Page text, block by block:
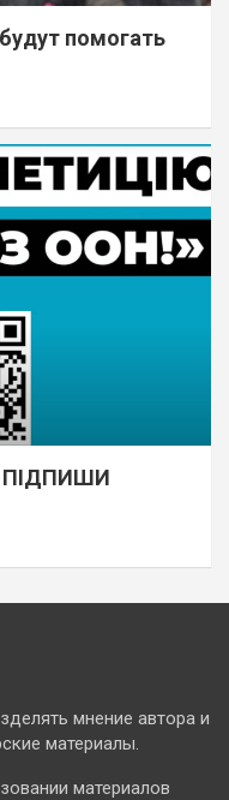
помогать
ПІДПИШИ
мнение автора и
материалы.
материалов